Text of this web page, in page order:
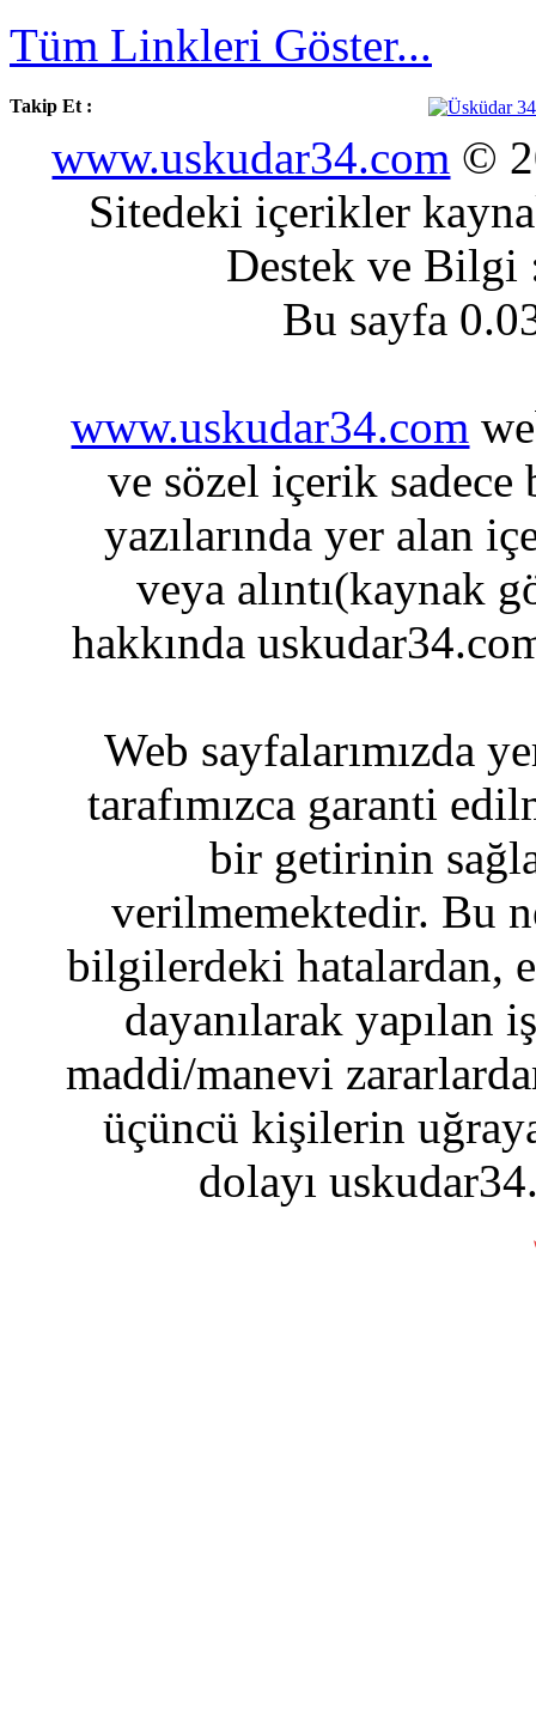
Tüm Linkleri Göster...
Takip Et :
www.uskudar34.com ©
Sitedeki içerikler
Destek ve
Bu sayfa
www.uskudar34.com
ve sözel içerik sadece
yazılarında yer alan
veya alıntı(kaynak
hakkında
Web sayfalarımızda
tarafımızca garanti
bir getirinin
verilmemektedir. Bu
bilgilerdeki hatalardan,
dayanılarak yapılan
maddi/manevi
üçüncü kişilerin
dolayı